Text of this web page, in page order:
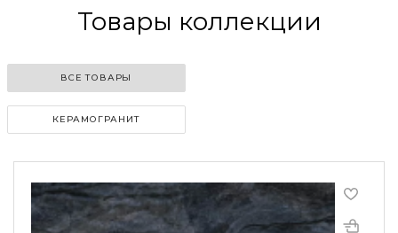
Товары коллекции
ВСЕ ТОВАРЫ
КЕРАМОГРАНИТ